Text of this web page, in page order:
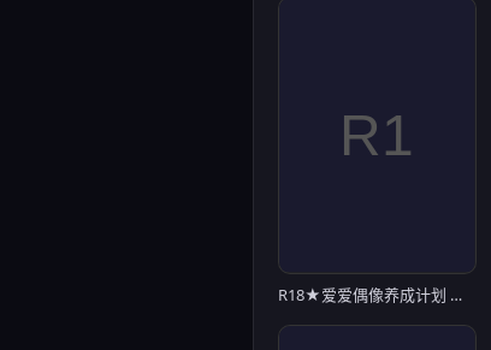
R18★爱爱偶像养成计划 性のぷろでゅーす★ミ【20221230】